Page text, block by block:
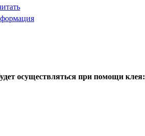
осуществляться при помощи клея: